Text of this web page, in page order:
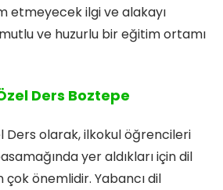
etmeyecek ilgi ve alakayı
ve huzurlu bir eğitim ortamı
Ders Boztepe
Ders olarak, ilkokul öğrencileri
yer aldıkları için dil
önemlidir. Yabancı dil